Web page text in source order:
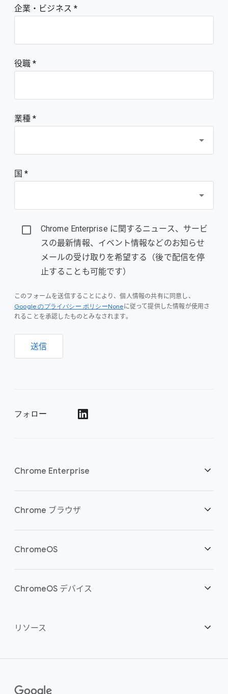
企業・ビジネス
役職
業種 *
国 *
Chrome Enterprise に関するニュース、サービ
スの最新情報、イベント情報などのお知らせ
メールの受け取りを希望する（後で配信を停
止することも可能です）
このフォームを送信することにより、個人情報の共有に同意し、
Google のプライバシー ポリシーNoneに従って提供した情報が使用さ
れることを承認したものとみなされます。
送信
フォロー
Chrome Enterprise
セキュリティ
Chrome ブラウザ
概要
ChromeOS
概要
コンタクト センター
ChromeOS デバイス
概要
デバイス
購入方法
リソース